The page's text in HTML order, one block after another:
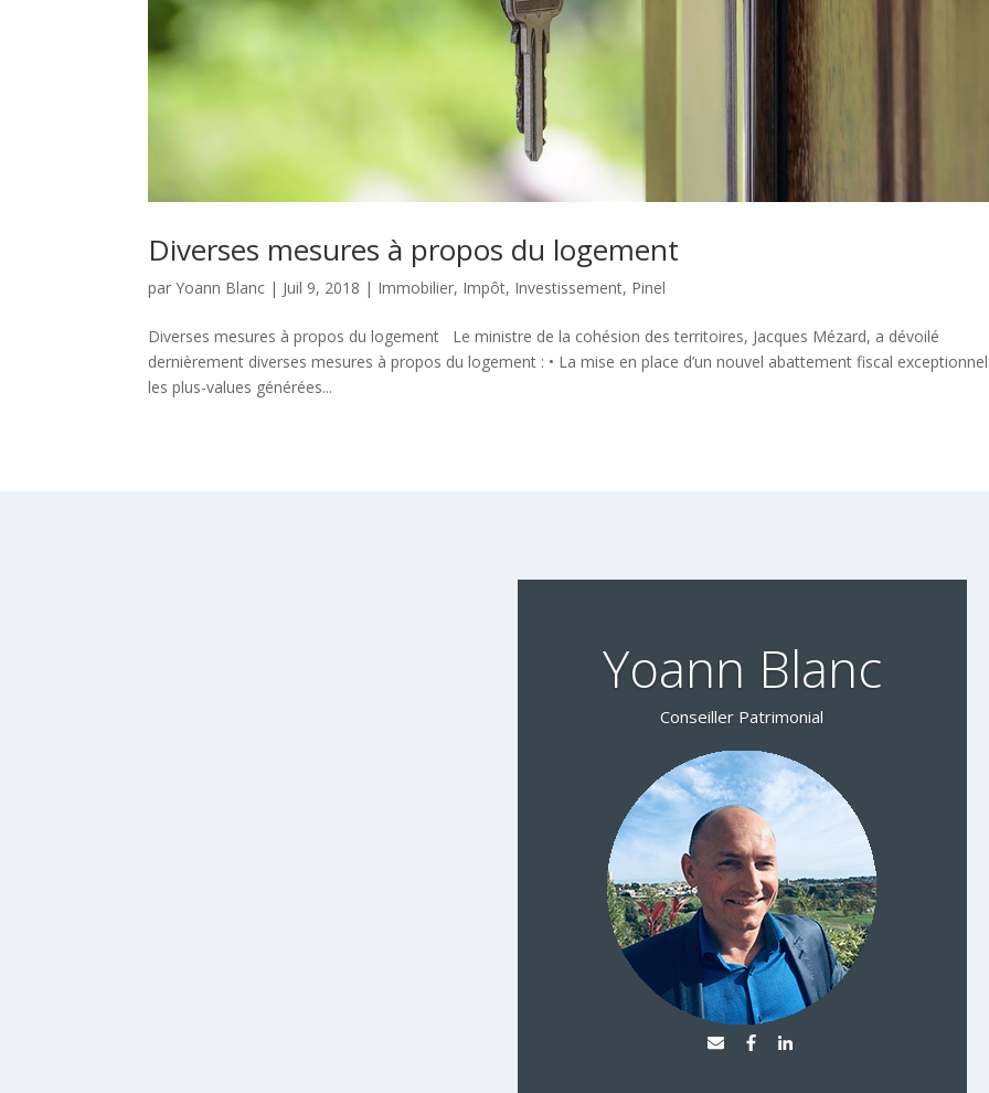
Diverses mesures à propos du logement
parYoann Blanc | Juil 9, 2018 | Immobilier, Impôt, Investissement, Pinel
Diverses mesures à propos du logement Le ministre de la cohésion des territoires, Jacques Mézard, a dévoilé
dernièrement diverses mesures à propos du logement : • La mise en place d’un nouvel abattement fiscal
les plus-values générées...
Yoann Blanc
Conseiller Patrimonial